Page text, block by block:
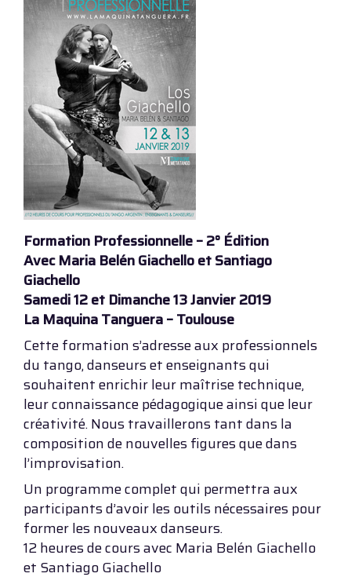
Formation Professionnelle – 2° Édition
Avec Maria Belén Giachello et Santiago
Giachello
Samedi 12 et Dimanche 13 Janvier 2019
La Maquina Tanguera – Toulouse
Cette formation s’adresse aux professionnels
du tango, danseurs et enseignants qui
souhaitent enrichir leur maîtrise technique,
leur connaissance pédagogique ainsi que leur
créativité. Nous travaillerons tant dans la
composition de nouvelles figures que dans
l’improvisation.
Un programme complet qui permettra aux
participants d’avoir les outils nécessaires pour
former les nouveaux danseurs.
12 heures de cours avec Maria Belén Giachello
et Santiago Giachello